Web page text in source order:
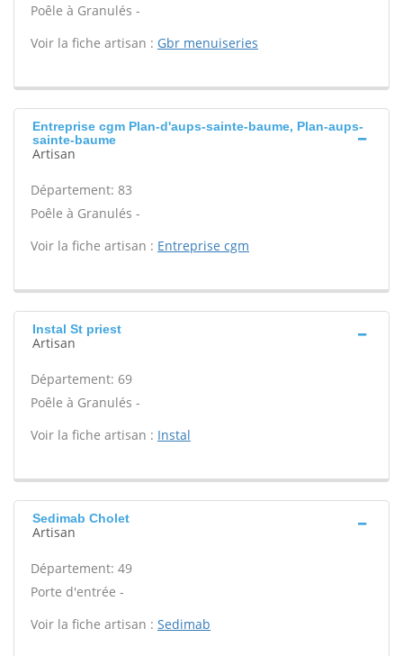
Poêle à Granulés -
Voir la fiche artisan : Gbr menuiseries
Entreprise cgm Plan-d'aups-sainte-baume, Plan-aups-
sainte-baume
Artisan
Département: 83
Poêle à Granulés -
Voir la fiche artisan : Entreprise cgm
Instal St priest
Artisan
Département: 69
Poêle à Granulés -
Voir la fiche artisan : Instal
Sedimab Cholet
Artisan
Département: 49
Porte d'entrée -
Voir la fiche artisan : Sedimab